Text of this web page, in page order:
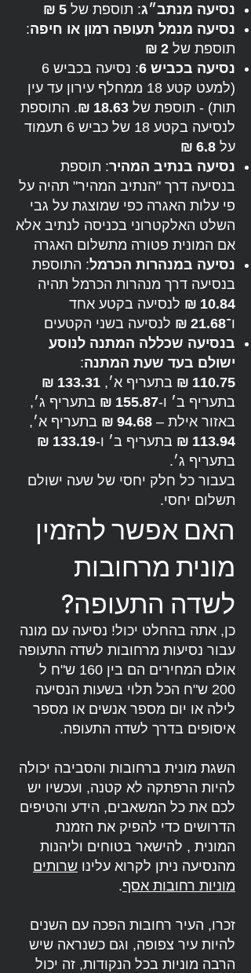
נסיעה מנתב״ג: תוספת של 5 ₪
נסיעה מנמל תעופה רמון או חיפה:
תוספת של 2 ₪
נסיעה בכביש 6
: נסיעה בכביש 6
(למעט קטע 18 ממחלף עירון עד עין
תות) - תוספת של 18.63 ₪
. התוספת
לנסיעה בקטע 18 של כביש 6 תעמוד
על 6.8 ₪
נסיעה בנתיב המהיר: תוספת
בנסיעה דרך "הנתיב המהיר" תהיה על
פי עלות האגרה כפי שמוצגת על גבי
השלט האלקטרוני בכניסה לנתיב אלא
אם המונית פטורה מתשלום האגרה
נסיעה במנהרות הכרמל: התוספת
בנסיעה דרך מנהרות הכרמל תהיה
10.84 ₪
לנסיעה בקטע אחד
ו־21.68 ₪
לנסיעה בשני הקטעים
בנסיעה שכללה המתנה לנוסע
ישולם בעד שעת המתנה:
110.75 ₪
בתעריף א׳, 133.31 ₪
בתעריף ב׳ ו-155.87 ₪
בתעריף ג׳,
באזור אילת – 94.68 ₪
בתעריף א׳,
113.94 ₪
בתעריף ב׳ ו-133.19 ₪
בתעריף ג׳.
בעבור כל חלק יחסי של שעה ישולם
תשלום יחסי.
האם אפשר להזמין
מונית מרחובות
לשדה התעופה?
כן, אתה בהחלט יכול! נסיעה עם מונה
עבור נסיעות מרחובות לשדה התעופה
אולם המחירים הם בין 160 ש"ח ל
200 ש"ח הכל תלוי בשעות הנסיעה
לילה או יום מספר אנשים או מספר
איסופים בדרך לשדה התעופה.
השגת מונית ברחובות והסביבה יכולה
להיות הרפתקה לא קטנה, ועכשיו יש
לכם את כל המשאבים, הידע והטיפים
הדרושים כדי להפיק את הזמנת
המונית , להישאר בטוחים וליהנות
מהנסיעה ניתן לקרוא עלינו שרותים
מוניות רחובות אסף.
זכרו, העיר רחובות הפכה עם השנים
להיות עיר צפופה, וגם כשנראה שיש
הרבה מוניות בכל הנקודות, זה יכול